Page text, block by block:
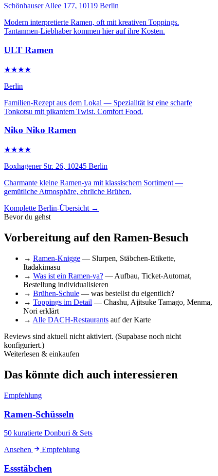
Schönhauser Allee 177, 10119 Berlin
Modern interpretierte Ramen, oft mit kreativen Toppings.
Tantanmen-Liebhaber kommen hier auf ihre Kosten.
ULT Ramen
★★★★
Berlin
Familien-Rezept aus dem Lokal — Spezialität ist eine scharfe
Tonkotsu mit pikantem Twist. Comfort Food.
Niko Niko Ramen
★★★★
Boxhagener Str. 26, 10245 Berlin
Charmante kleine Ramen-ya mit klassischem Sortiment —
gemütliche Atmosphäre, ehrliche Brühen.
Komplette Berlin-Übersicht →
Bevor du gehst
Vorbereitung auf den Ramen-Besuch
→ Ramen-Knigge — Slurpen, Stäbchen-Etikette,
Itadakimasu
→ Was ist ein Ramen-ya? — Aufbau, Ticket-Automat,
Bestellung individualisieren
→ Brühen-Schule — was bestellst du eigentlich?
→ Toppings im Detail — Chashu, Ajitsuke Tamago, Menma,
Nori erklärt
→ Alle DACH-Restaurants auf der Karte
Reviews sind aktuell nicht aktiviert. (Supabase noch nicht
konfiguriert.)
Weiterlesen & einkaufen
Das könnte dich auch interessieren
Empfehlung
Ramen-Schüsseln
50 kuratierte Donburi & Sets
Ansehen
Empfehlung
Essstäbchen